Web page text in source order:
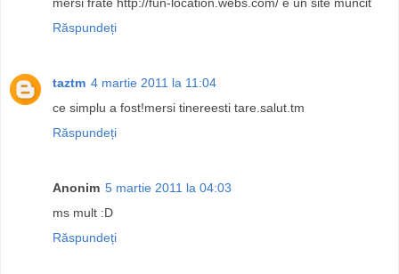
Răspundeți
taztm 4 martie 2011 la 11:04
ce simplu a fost!mersi tinereesti tare.salut.tm
Răspundeți
Anonim 5 martie 2011 la 04:03
ms mult :D
Răspundeți